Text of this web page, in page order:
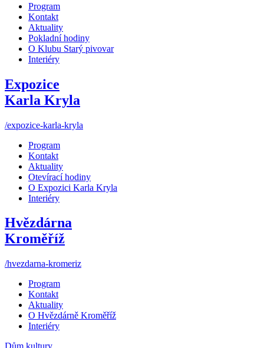
Program
Kontakt
Aktuality
Pokladní hodiny
O Klubu Starý pivovar
Interiéry
Expozice
Karla Kryla
/expozice-karla-kryla
Program
Kontakt
Aktuality
Otevírací hodiny
O Expozici Karla Kryla
Interiéry
Hvězdárna
Kroměříž
/hvezdarna-kromeriz
Program
Kontakt
Aktuality
O Hvězdárně Kroměříž
Interiéry